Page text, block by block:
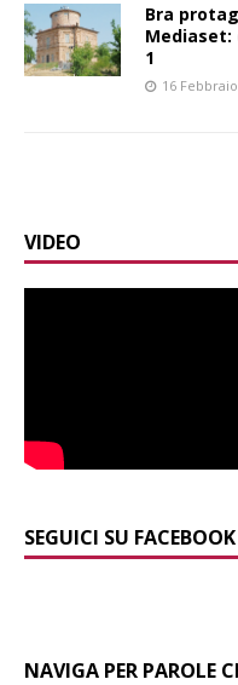
Bra
1
16
VIDEO
SEGUICI SU FACEBOOK
NAVIGA PER PAROLE